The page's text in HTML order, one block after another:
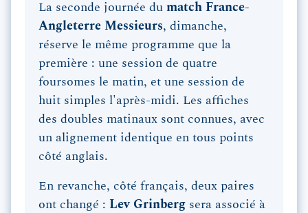
La seconde journée du match France-
Angleterre Messieurs, dimanche,
réserve le même programme que la
première : une session de quatre
foursomes le matin, et une session de
huit simples l'après-midi. Les affiches
des doubles matinaux sont connues, avec
un alignement identique en tous points
côté anglais.
En revanche, côté français, deux paires
ont changé : Lev Grinberg sera associé à